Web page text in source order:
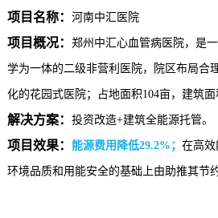
项目名称： 河南中汇医院
项目概况： 郑州中汇心血管病医院， 是
学为一体的二级非营利医院，院区布局合
化的花园式医院； 占地面积104亩，建筑面
解决方案： 投资改造+建筑全能源托管。
项目效果： 能源费用降低29.2% ； 在高效
环境品质和用能安全的基础上由助推其节